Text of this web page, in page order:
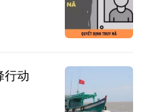
行动